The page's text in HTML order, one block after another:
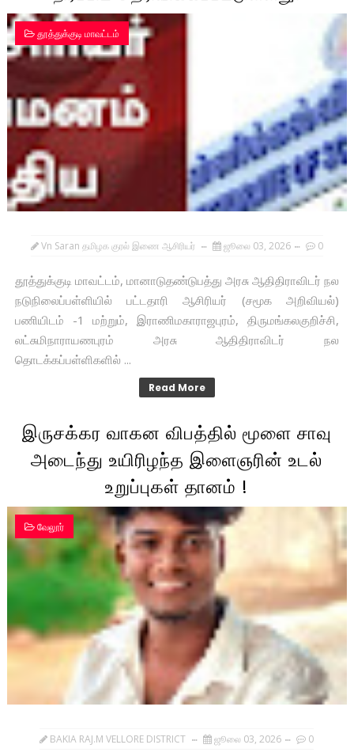
தூத்துக்குடி மாவட்டம்
Vn Saran தமிழக குரல் இணை ஆசிரியர் ஜூலை 03, 2026 0
தூத்துக்குடி மாவட்டம், மானாடுதண்டுபத்து அரசு ஆதிதிராவிடர் நல
நடுநிலைப்பள்ளியில் பட்டதாரி ஆசிரியர் (சமூக அறிவியல்)
பணியிடம் -1 மற்றும், இராணிமகாராஜபுரம், திருமங்கலகுறிச்சி,
லட்சுமிநாராயணபுரம் அரசு ஆதிதிராவிடர் நல
தொடக்கப்பள்ளிகளில் ...
Read More
இருசக்கர வாகன விபத்தில் மூளை சாவு
அடைந்து உயிரிழந்த இளைஞரின் உடல்
உறுப்புகள் தானம் !
வேலூர்
BAKIA RAJ.M VELLORE DISTRICT ஜூலை 03, 2026 0